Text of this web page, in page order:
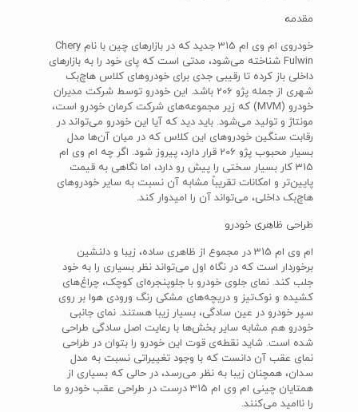
مقدمه
خودروی ام وی ام 315 جدید که در بازارهای چین با نام Chery
Fulwin شناخته می‌شود، مدتی است که پای خود را به بازارهای
داخلی باز کرده تا رقیبی جدی برای خودروهای کلاس هاچ‌بک
شهری از جمله پژو 206 باشد. این خودرو توسط شرکت مدیران
خودرو (MVM) که زیر مجموعه‌های شرکت کرمان خودرو است،
مونتاژ و تولید می‌شود. باید دید که آیا این خودرو می‌تواند در
رقابت سنگین خودروهای این کلاس که در میان آن‌ها مدل
بسیار محبوب پژو 206 قرار دارد، پیروز شود. اگر چه ام وی ام
315 کار بسیار سختی را پیش رو دارد، اما نگاهی به قیمت
پایین‌تر و امکانات تقریباً مشابه آن نسبت به سایر خودروهای
هاچ‌بک داخلی، می‌تواند آن را امیدوار کند.
طراحی ظاهری خودرو
ام وی ام 315 در مجموع از ظاهری ساده، زیبا و دلنشین
برخوردار است که در نگاه اول می‌تواند نظر بسیاری را به خود
جلب کند. نمای جلوی خودرو با جلوپنجره‌ای کوچک، چراغ‌های
کشیده و نوک‌تیز و دریچه‌های مشکی رنگ ورودی هوا بر روی
سپر خودرو در عین سادگی، بسیار زیبا هستند. نمای جانبی
خودرو هم مشابه سایر بخش‌ها با رعایت اصل سادگی طراحی
شده است. شاید نقطه‌ی قوت این خودرو را بتوان در طراحی
نمای عقب آن دانست که با وجود تغییراتی نسبت به مدل
سدان، همچنان زیبا به نظر می‌رسد، در حالی که بسیاری از
همتایان چینی ام وی ام 315 درست در طراحی عقب خودرو ما
را ناامید می‌کنند.